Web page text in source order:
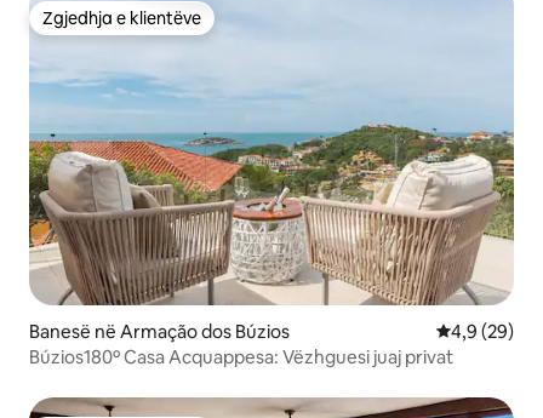
Zgjedhja e klientëve
Zgjedhja e klientëve
Banesë në Armação dos Búzios Vlerësimi
4,9 (29)
Búzios180º Casa Acquappesa: Vëzhguesi juaj privat